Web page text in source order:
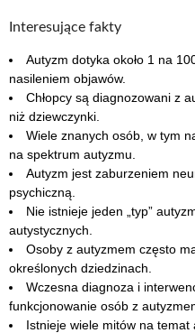
Interesujące fakty
Autyzm dotyka około 1 na
nasileniem objawów.
Chłopcy są diagnozowani z
niż dziewczynki.
Wiele znanych osób, w tym
na spektrum autyzmu.
Autyzm jest zaburzeniem
psychiczną.
Nie istnieje jeden „typ”
autystycznych.
Osoby z autyzmem często
określonych dziedzinach.
Wczesna diagnoza i
funkcjonowanie osób z
Istnieje wiele mitów na